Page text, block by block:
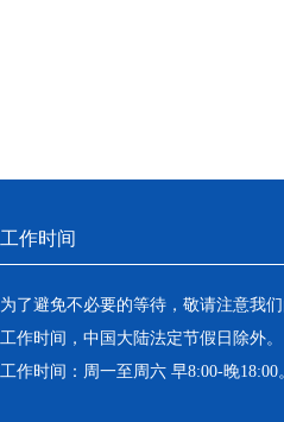
工作时间
为了避免不必要的等待，敬请注意我
工作时间，中国大陆法定节假日除外。
工作时间：周一至周六 早8:00-晚18:00